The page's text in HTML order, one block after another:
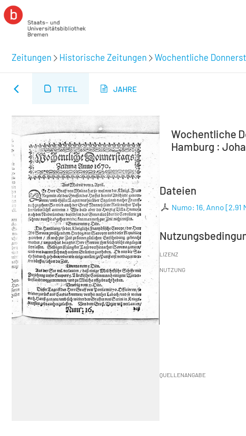
Zeitungen Historische Zeitungen Wochentliche
TITEL JAHRE
Wochentliche
Hamburg :
Dateien
Numo: 16. Anno [2,91
LIZENZ
NUTZUNG
QUELLENANGABE